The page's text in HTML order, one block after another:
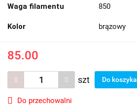
Waga filamentu 850
Kolor brązowy
85.00
szt Do koszyka
Do przechowalni